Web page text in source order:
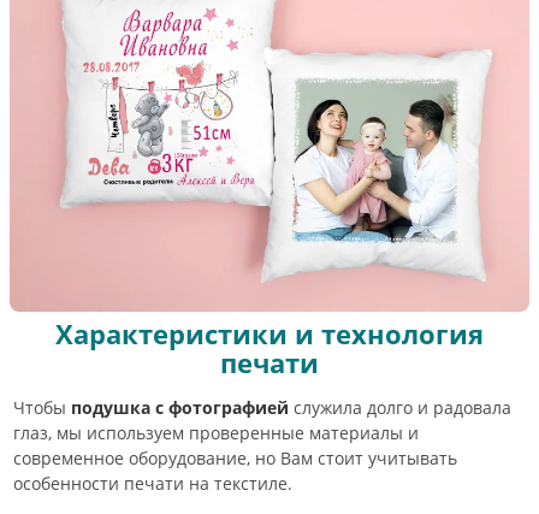
Характеристики и технология
печати
Чтобы подушка с фотографией служила долго и радовала
глаз, мы используем проверенные материалы и
современное оборудование, но Вам стоит учитывать
особенности печати на текстиле.